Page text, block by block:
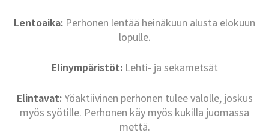
Lentoaika: Perhonen lentää heinäkuun alusta elokuun
lopulle.
Elinympäristöt:Lehti- ja sekametsät
Elintavat:Yöaktiivinen perhonen tulee valolle, joskus
myös syötille. Perhonen käy myös kukilla juomassa
mettä.